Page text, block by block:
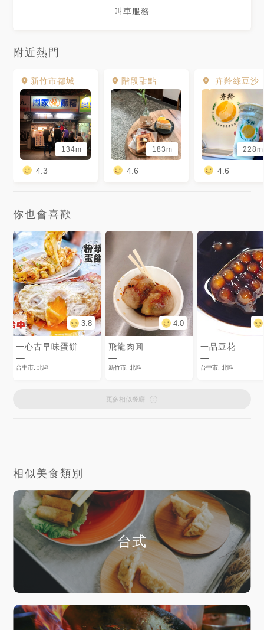
叫車服務
附近熱門
新竹市都城隍廟 周家燒麻糬
134m
4.3
階段甜點
183m
4.6
卉羚綠豆沙牛乳專賣店
228m
4.6
你也會喜歡
3.8
一心古早味蛋餅
台中市, 北區
4.0
飛龍肉圓
新竹市, 北區
一品豆花
台中市, 北區
更多相似餐廳
相似美食類別
台式